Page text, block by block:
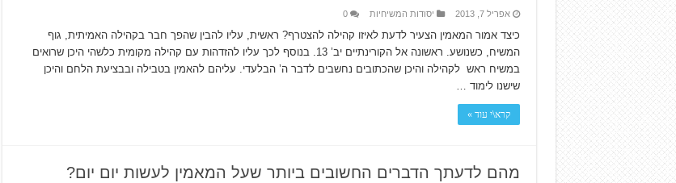
אפריל 7, 2013 יסודות המשיחיות 0
כיצד אמור המאמין הצעיר לדעת לאיזו קהילה להצטרף? ראשית, עליו להבין שהפך חבר בקהילה האמיתית, גוף
המשיח, כשנושע. ראשונה אל הקורינתיים יב’ 13. בנוסף לכך עליו להזדהות עם קהילה מקומית כלשהי היכן שרואים
במשיח ראש לקהילה והיכן שהכתובים נחשבים לדבר ה’ הבלעדי. עליהם להאמין בטבילה ובבציעת הלחם והיכן
שישנו לימוד …
קרא\י עוד »
מהם לדעתך הדברים החשובים ביותר שעל המאמין לעשות יום יום?